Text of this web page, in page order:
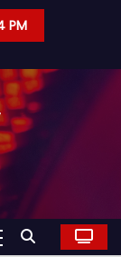
PM